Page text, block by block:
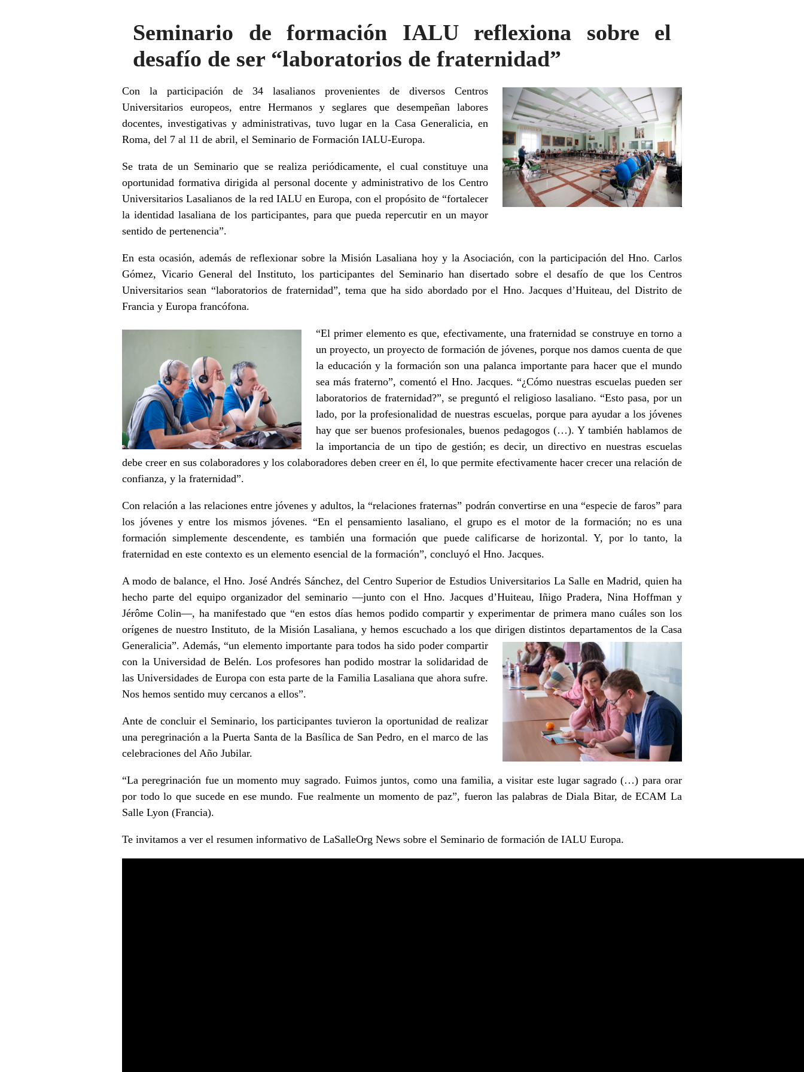
Seminario de formación IALU reflexiona sobre el
desafío de ser “laboratorios de fraternidad”
Con la participación de 34 lasalianos provenientes de diversos Centros
Universitarios europeos, entre Hermanos y seglares que desempeñan labores
docentes, investigativas y administrativas, tuvo lugar en la Casa Generalicia, en
Roma, del 7 al 11 de abril, el Seminario de Formación IALU-Europa.
Se trata de un Seminario que se realiza periódicamente, el cual constituye una
oportunidad formativa dirigida al personal docente y administrativo de los Centro
Universitarios Lasalianos de la red IALU en Europa, con el propósito de “fortalecer
la identidad lasaliana de los participantes, para que pueda repercutir en un mayor
sentido de pertenencia”.
En esta ocasión, además de reflexionar sobre la Misión Lasaliana hoy y la Asociación, con la participación del Hno. Carlos
Gómez, Vicario General del Instituto, los participantes del Seminario han disertado sobre el desafío de que los Centros
Universitarios sean “laboratorios de fraternidad”, tema que ha sido abordado por el Hno. Jacques d’Huiteau, del Distrito de
Francia y Europa francófona.
“El primer elemento es que, efectivamente, una fraternidad se construye en torno a
un proyecto, un proyecto de formación de jóvenes, porque nos damos cuenta de que
la educación y la formación son una palanca importante para hacer que el mundo
sea más fraterno”, comentó el Hno. Jacques. “¿Cómo nuestras escuelas pueden ser
laboratorios de fraternidad?”, se preguntó el religioso lasaliano. “Esto pasa, por un
lado, por la profesionalidad de nuestras escuelas, porque para ayudar a los jóvenes
hay que ser buenos profesionales, buenos pedagogos (…). Y también hablamos de
la importancia de un tipo de gestión; es decir, un directivo en nuestras escuelas
debe creer en sus colaboradores y los colaboradores deben creer en él, lo que permite efectivamente hacer crecer una relación de
confianza, y la fraternidad”.
Con relación a las relaciones entre jóvenes y adultos, la “relaciones fraternas” podrán convertirse en una “especie de faros” para
los jóvenes y entre los mismos jóvenes. “En el pensamiento lasaliano, el grupo es el motor de la formación; no es una
formación simplemente descendente, es también una formación que puede calificarse de horizontal. Y, por lo tanto, la
fraternidad en este contexto es un elemento esencial de la formación”, concluyó el Hno. Jacques.
A modo de balance, el Hno. José Andrés Sánchez, del Centro Superior de Estudios Universitarios La Salle en Madrid, quien ha
hecho parte del equipo organizador del seminario —junto con el Hno. Jacques d’Huiteau, Iñigo Pradera, Nina Hoffman y
Jérôme Colin—, ha manifestado que “en estos días hemos podido compartir y experimentar de primera mano cuáles son los
orígenes de nuestro Instituto, de la Misión Lasaliana, y hemos escuchado a los que dirigen distintos departamentos de la Casa
Generalicia”. Además, “un elemento importante para todos ha sido poder compartir
con la Universidad de Belén. Los profesores han podido mostrar la solidaridad de
las Universidades de Europa con esta parte de la Familia Lasaliana que ahora sufre.
Nos hemos sentido muy cercanos a ellos”.
Ante de concluir el Seminario, los participantes tuvieron la oportunidad de realizar
una peregrinación a la Puerta Santa de la Basílica de San Pedro, en el marco de las
celebraciones del Año Jubilar.
“La peregrinación fue un momento muy sagrado. Fuimos juntos, como una familia, a visitar este lugar sagrado (…) para orar
por todo lo que sucede en ese mundo. Fue realmente un momento de paz”, fueron las palabras de Diala Bitar, de ECAM La
Salle Lyon (Francia).
Te invitamos a ver el resumen informativo de LaSalleOrg News sobre el Seminario de formación de IALU Europa.